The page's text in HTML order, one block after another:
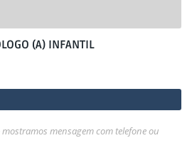
(A) INFANTIL
mensagem com telefone ou